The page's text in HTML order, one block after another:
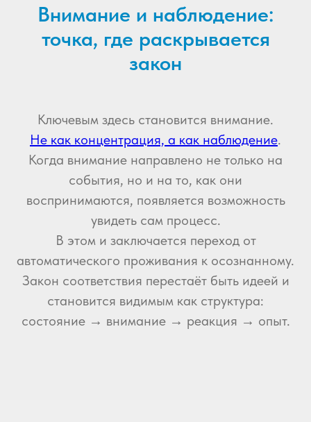
Внимание и наблюдение:
точка, где раскрывается
закон
Ключевым здесь становится внимание.
Не как концентрация, а как наблюдение.
Когда внимание направлено не только на
события, но и на то, как они
воспринимаются, появляется возможность
увидеть сам процесс.
В этом и заключается переход от
автоматического проживания к осознанному.
Закон соответствия перестаёт быть идеей и
становится видимым как структура:
состояние → внимание → реакция → опыт.